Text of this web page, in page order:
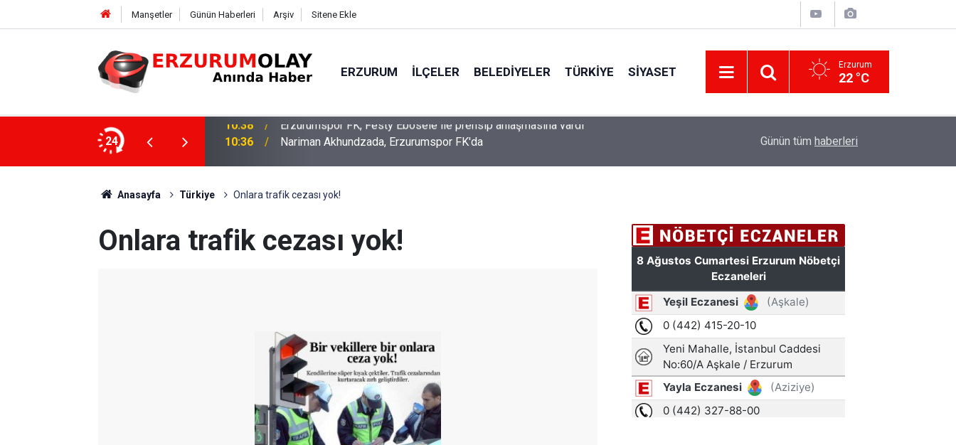
Manşetler Günün Haberleri Arşiv Sitene Ekle
ERZURUM İLÇELER BELEDIYELER TÜRKIYE SIYASET Erzurum
22 °C
24
prensip anlaşmasına vardı 10:36 Nariman Akhundzada, Erzurumspor FK'da TSKGV Erzurum Bölge Temsilciliği açıldı
Günün tüm haberleri
Anasayfa Türkiye Onlara trafik cezası yok!
Onlara trafik cezası yok!